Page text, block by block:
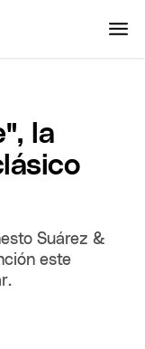
la
Suárez &
este